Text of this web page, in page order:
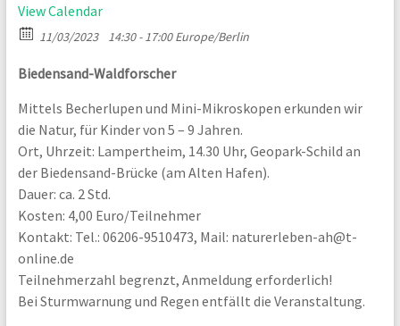
View Calendar
11/03/2023 14:30 - 17:00Europe/Berlin
Biedensand-Waldforscher
Mittels Becherlupen und Mini-Mikroskopen erkunden wir
die Natur, für Kinder von 5 – 9 Jahren.
Ort, Uhrzeit: Lampertheim, 14.30 Uhr, Geopark-Schild an
der Biedensand-Brücke (am Alten Hafen).
Dauer: ca. 2 Std.
Kosten: 4,00 Euro/Teilnehmer
Kontakt: Tel.: 06206-9510473, Mail: naturerleben-ah@t-
online.de
Teilnehmerzahl begrenzt, Anmeldung erforderlich!
Bei Sturmwarnung und Regen entfällt die Veranstaltung.